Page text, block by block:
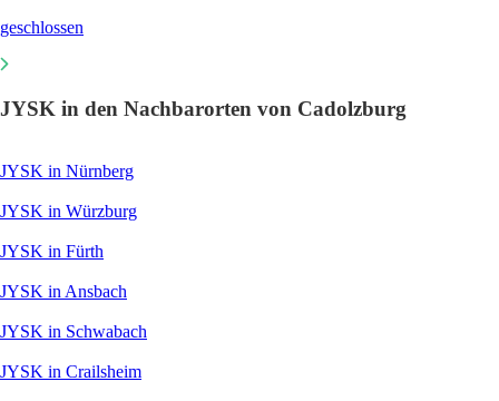
geschlossen
JYSK in den Nachbarorten von Cadolzburg
JYSK in Nürnberg
JYSK in Würzburg
JYSK in Fürth
JYSK in Ansbach
JYSK in Schwabach
JYSK in Crailsheim